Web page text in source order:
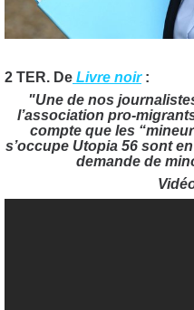
2 TER. De Livre noir:
"Une de nos
l’association pro-
compte que les
s’occupe Utopia 56 sont
demande de